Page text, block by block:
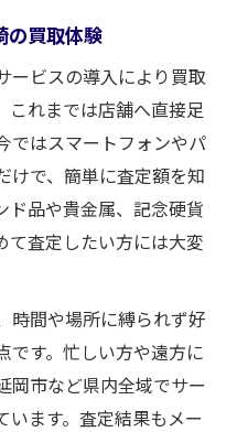
の買取体験
ービスの導入により買取
これまでは店舗へ直接足
ではスマートフォンやパ
けで、簡単に査定額を知
ド品や貴金属、記念硬貨
て査定したい方には大変
時間や場所に縛られず好
です。忙しい方や遠方に
岡市など県内全域でサー
います。査定結果もメー